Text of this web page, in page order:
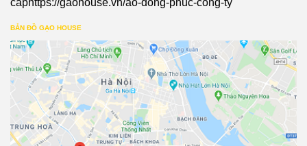
BẢN ĐỒ GẠO HOUSE